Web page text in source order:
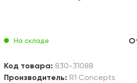
На складе
Код товара: 830-31088
Производитель: R1 Concepts